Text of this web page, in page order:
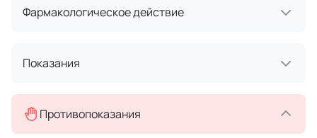
Фармакологическое действие
Показания
Противопоказания